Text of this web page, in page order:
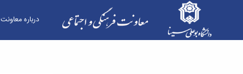
درباره معاونت